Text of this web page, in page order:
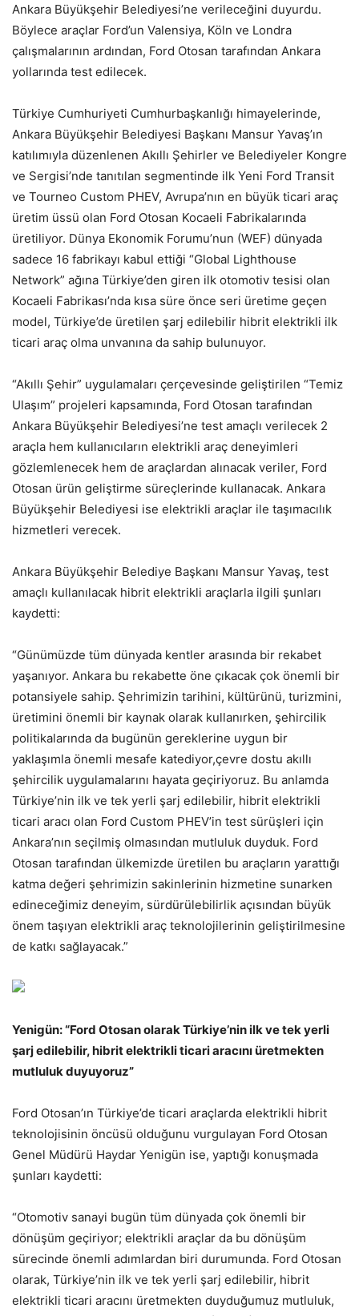
Ankara Büyükşehir Belediyesi’ne verileceğini duyurdu.
Böylece araçlar Ford’un Valensiya, Köln ve Londra
çalışmalarının ardından, Ford Otosan tarafından Ankara
yollarında test edilecek.
Türkiye Cumhuriyeti Cumhurbaşkanlığı himayelerinde,
Ankara Büyükşehir Belediyesi Başkanı Mansur Yavaş’ın
katılımıyla düzenlenen Akıllı Şehirler ve Belediyeler Kongre
ve Sergisi’nde tanıtılan segmentinde ilk Yeni Ford Transit
ve Tourneo Custom PHEV, Avrupa’nın en büyük ticari araç
üretim üssü olan Ford Otosan Kocaeli Fabrikalarında
üretiliyor. Dünya Ekonomik Forumu’nun (WEF) dünyada
sadece 16 fabrikayı kabul ettiği “Global Lighthouse
Network” ağına Türkiye’den giren ilk otomotiv tesisi olan
Kocaeli Fabrikası’nda kısa süre önce seri üretime geçen
model, Türkiye’de üretilen şarj edilebilir hibrit elektrikli ilk
ticari araç olma unvanına da sahip bulunuyor.
“Akıllı Şehir” uygulamaları çerçevesinde geliştirilen “Temiz
Ulaşım” projeleri kapsamında, Ford Otosan tarafından
Ankara Büyükşehir Belediyesi’ne test amaçlı verilecek 2
araçla hem kullanıcıların elektrikli araç deneyimleri
gözlemlenecek hem de araçlardan alınacak veriler, Ford
Otosan ürün geliştirme süreçlerinde kullanacak. Ankara
Büyükşehir Belediyesi ise elektrikli araçlar ile taşımacılık
hizmetleri verecek.
Ankara Büyükşehir Belediye Başkanı Mansur Yavaş, test
amaçlı kullanılacak hibrit elektrikli araçlarla ilgili şunları
kaydetti:
“Günümüzde tüm dünyada kentler arasında bir rekabet
yaşanıyor. Ankara bu rekabette öne çıkacak çok önemli bir
potansiyele sahip. Şehrimizin tarihini, kültürünü, turizmini,
üretimini önemli bir kaynak olarak kullanırken, şehircilik
politikalarında da bugünün gereklerine uygun bir
yaklaşımla önemli mesafe katediyor,çevre dostu akıllı
şehircilik uygulamalarını hayata geçiriyoruz. Bu anlamda
Türkiye’nin ilk ve tek yerli şarj edilebilir, hibrit elektrikli
ticari aracı olan Ford Custom PHEV’in test sürüşleri için
Ankara’nın seçilmiş olmasından mutluluk duyduk. Ford
Otosan tarafından ülkemizde üretilen bu araçların yarattığı
katma değeri şehrimizin sakinlerinin hizmetine sunarken
edineceğimiz deneyim, sürdürülebilirlik açısından büyük
önem taşıyan elektrikli araç teknolojilerinin geliştirilmesine
de katkı sağlayacak.”
Yenigün: “Ford Otosan olarak Türkiye’nin ilk ve tek yerli
şarj edilebilir, hibrit elektrikli ticari aracını üretmekten
mutluluk duyuyoruz”
Ford Otosan’ın Türkiye’de ticari araçlarda elektrikli hibrit
teknolojisinin öncüsü olduğunu vurgulayan Ford Otosan
Genel Müdürü Haydar Yenigün ise, yaptığı konuşmada
şunları kaydetti:
“Otomotiv sanayi bugün tüm dünyada çok önemli bir
dönüşüm geçiriyor; elektrikli araçlar da bu dönüşüm
sürecinde önemli adımlardan biri durumunda. Ford Otosan
olarak, Türkiye’nin ilk ve tek yerli şarj edilebilir, hibrit
elektrikli ticari aracını üretmekten duyduğumuz mutluluk,